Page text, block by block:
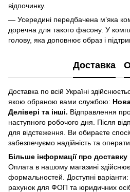
відпочинку.
— Усередині передбачена м’яка
доречна для такого фасону. У
голову, яка доповнює образ і
Доставка
Доставка по всій Україні
якою обраною вами службою:
Делівері та інші. Відправлення
наступного робочого дня. Після
для відстеження. Ви обираєте
забезпечуємо надійність та
Більше інформації про доставку
Оплата в нашому магазині
формальностей. Доступні
рахунок для ФОП та юридичних